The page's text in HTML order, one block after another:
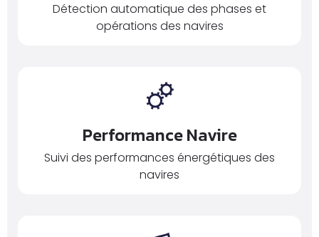
Détection automatique des phases et
opérations des navires
Performance Navire
Suivi des performances énergétiques des
navires